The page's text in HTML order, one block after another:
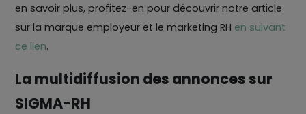
en savoir plus, profitez-en pour découvrir notre article
sur la marque employeur et le marketing RH en suivant
ce lien.
La multidiffusion des annonces sur
SIGMA-RH